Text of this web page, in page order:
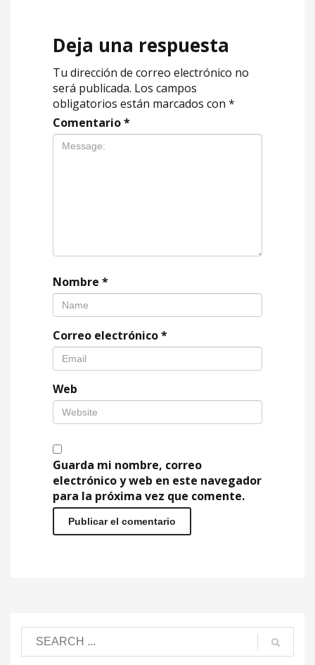
Deja una respuesta
Tu dirección de correo electrónico no
será publicada. Los campos
obligatorios están marcados con *
Comentario*
Nombre *
Correo electrónico*
Web
Guarda mi nombre, correo
electrónico y web en este navegador
para la próxima vez que comente.